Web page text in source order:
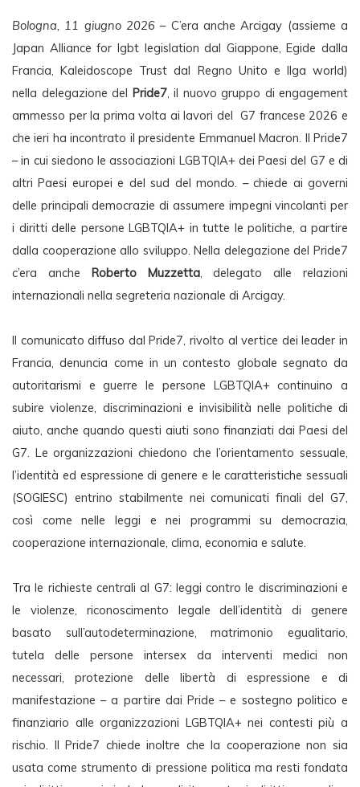
Bologna, 11 giugno 2026 – C’era anche Arcigay (assieme a
Japan Alliance for lgbt legislation dal Giappone, Egide dalla
Francia, Kaleidoscope Trust dal Regno Unito e Ilga world)
nella delegazione del Pride7, il nuovo gruppo di engagement
ammesso per la prima volta ai lavori del  G7 francese 2026 e
che ieri ha incontrato il presidente Emmanuel Macron. Il Pride7
– in cui siedono le associazioni LGBTQIA+ dei Paesi del G7 e di
altri Paesi europei e del sud del mondo. – chiede ai governi
delle principali democrazie di assumere impegni vincolanti per
i diritti delle persone LGBTQIA+ in tutte le politiche, a partire
dalla cooperazione allo sviluppo. Nella delegazione del Pride7
c’era anche Roberto Muzzetta, delegato alle relazioni
internazionali nella segreteria nazionale di Arcigay.
Il comunicato diffuso dal Pride7, rivolto al vertice dei leader in
Francia, denuncia come in un contesto globale segnato da
autoritarismi e guerre le persone LGBTQIA+ continuino a
subire violenze, discriminazioni e invisibilità nelle politiche di
aiuto, anche quando questi aiuti sono finanziati dai Paesi del
G7. Le organizzazioni chiedono che l’orientamento sessuale,
l’identità ed espressione di genere e le caratteristiche sessuali
(SOGIESC) entrino stabilmente nei comunicati finali del G7,
così come nelle leggi e nei programmi su democrazia,
cooperazione internazionale, clima, economia e salute.
Tra le richieste centrali al G7: leggi contro le discriminazioni e
le violenze, riconoscimento legale dell’identità di genere
basato sull’autodeterminazione, matrimonio egualitario,
tutela delle persone intersex da interventi medici non
necessari, protezione delle libertà di espressione e di
manifestazione – a partire dai Pride – e sostegno politico e
finanziario alle organizzazioni LGBTQIA+ nei contesti più a
rischio. Il Pride7 chiede inoltre che la cooperazione non sia
usata come strumento di pressione politica ma resti fondata